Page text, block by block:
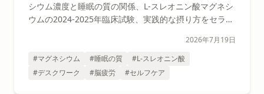
シウム濃度と睡眠の質の関係、L-スレオニン酸マグネシ
ウムの2024-2025年臨床試験、実践的な摂り方をセラピ
2026年7月19日
#マグネシウム
#睡眠の質
#L-スレオニン酸
#デスクワーク
#脳疲労 #セルフケア